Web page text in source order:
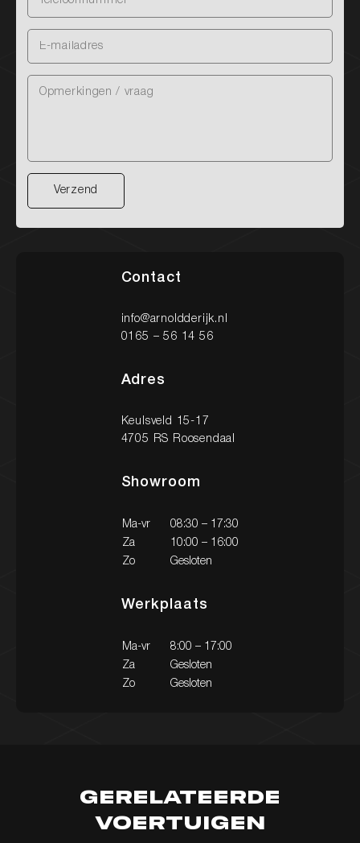
Nieuw binnen
Een occasion of wilt u een afspraak maken? Neem
gegevens. We staan klaar om u te helpen!
Contact
Verzend
Verzend
Contact
info@arnoldderijk.nl
0165 – 56 14 56
Adres
Keulsveld 15-17
4705 RS Roosendaal
Showroom
Ma-vr
08:30 – 17:30
Za
10:00 – 16:00
Zo
Gesloten
Werkplaats
Ma-vr
8:00 – 17:00
Za
Gesloten
Zo
Gesloten
Gerelateerde
voertuigen